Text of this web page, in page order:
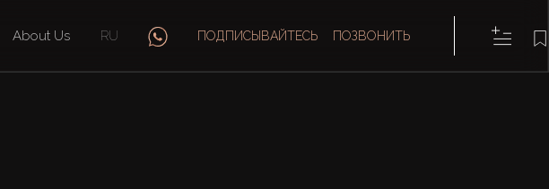
About Us RU ПОДПИСЫВАЙТЕСЬ ПОЗВОНИТЬ